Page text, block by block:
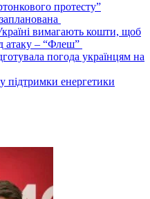
протесту”
вимагають кошти, щоб
атаку – “Флеш”
погода українцям на
підтримки енергетики